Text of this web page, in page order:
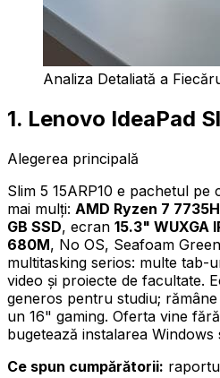
Analiza Detaliată a
1. Lenovo IdeaPad
Alegerea principală
Slim 5 15ARP10 e pachetul
mai mulți: AMD Ryzen 7
GB SSD, ecran 15.3" WUXGA
680M, No OS, Seafoam
multitasking serios: multe tab-
video și proiecte de facultate.
generos pentru studiu;
un 16" gaming. Oferta vine
bugetează instalarea
Ce spun cumpărătorii: